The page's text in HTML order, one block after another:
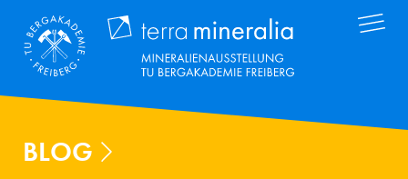
Inhalt
Terra
BLOG